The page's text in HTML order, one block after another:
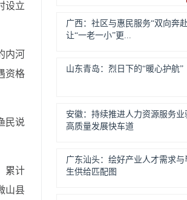
设立
内河
资格
民说
累计
山县
广西：社区与惠民服务“双向奔
让“一老一小”更...
山东青岛：烈日下的“暖心护航”
安徽：持续推进人力资源服务业
高质量发展快车道
广东汕头：绘好产业人才需求与
生供给匹配图